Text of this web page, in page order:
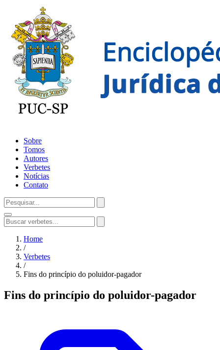
Sobre
Tomos
Autores
Verbetes
Notícias
Contato
Home
/
Verbetes
/
Fins do princípio do poluidor-pagador
Fins do princípio do poluidor-pagador